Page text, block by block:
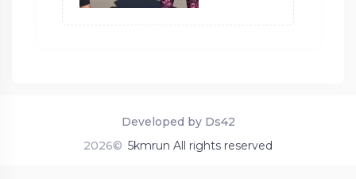
2026© 5kmrun All rights reserved
Developed by Ds42